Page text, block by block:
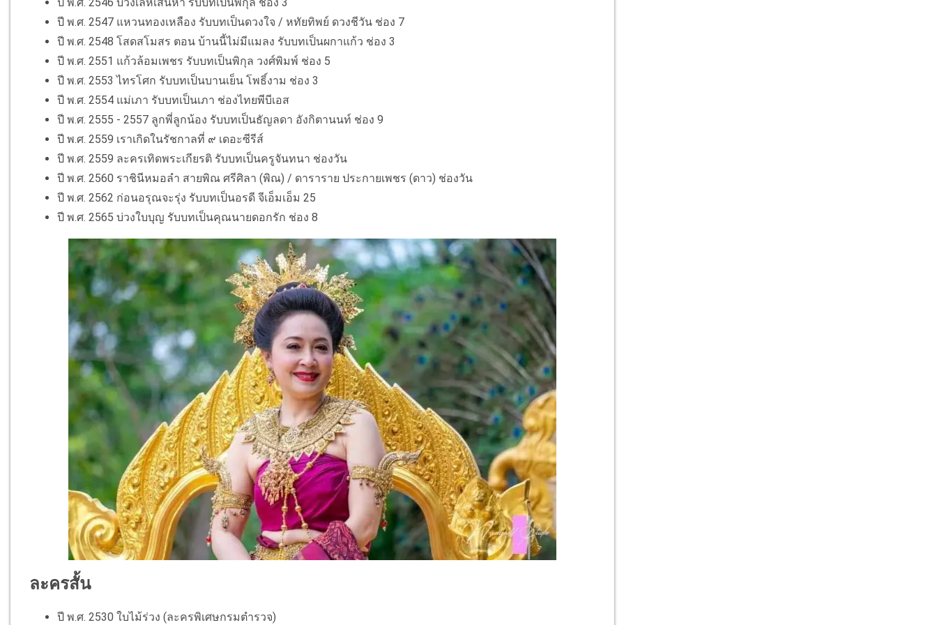
ปี พ.ศ. 2547 แหวนทองเหลือง รับบทเป็นดวงใจ / หทัยทิพย์ ดวงชีวัน ช่อง 7
ปี พ.ศ. 2548 โสดสโมสร ตอน บ้านนี้ไม่มีแมลง รับบทเป็นผกาแก้ว ช่อง 3
ปี พ.ศ. 2551 แก้วล้อมเพชร รับบทเป็นพิกุล วงศ์พิมพ์ ช่อง 5
ปี พ.ศ. 2553 ไทรโศก รับบทเป็นบานเย็น โพธิ์งาม ช่อง 3
ปี พ.ศ. 2554 แม่เภา รับบทเป็นเภา ช่องไทยพีบีเอส
ปี พ.ศ. 2555 - 2557 ลูกพี่ลูกน้อง รับบทเป็นธัญลดา อังกิตานนท์ ช่อง 9
ปี พ.ศ. 2559 เราเกิดในรัชกาลที่ ๙ เดอะซีรีส์
ปี พ.ศ. 2559 ละครเทิดพระเกียรติ รับบทเป็นครูจันทนา ช่องวัน
ปี พ.ศ. 2560 ราชินีหมอลำ สายพิณ ศรีศิลา (พิณ) / ดาราราย ประกายเพชร (ดาว) ช่องวัน
ปี พ.ศ. 2562 ก่อนอรุณจะรุ่ง รับบทเป็นอรดี จีเอ็มเอ็ม 25
ปี พ.ศ. 2565 บ่วงใบบุญ รับบทเป็นคุณนายดอกรัก ช่อง 8
ละครสั้น
ปี พ.ศ. 2530 ใบไม้ร่วง (ละครพิเศษกรมตำรวจ)